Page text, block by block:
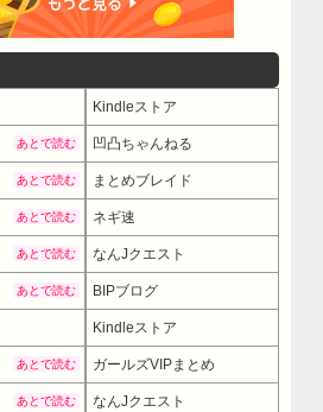
Kindleストア
あとで読む 凹凸ちゃんねる
あとで読む まとめブレイド
あとで読む ネギ速
あとで読む なんJクエスト
あとで読む BIPブログ
Kindleストア
あとで読む ガールズVIPまとめ
あとで読む なんJクエスト